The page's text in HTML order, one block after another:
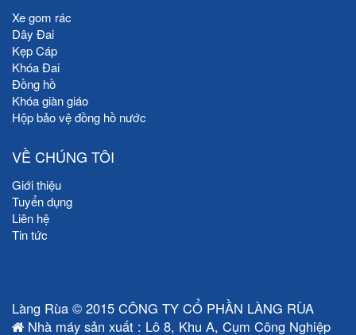
Xe gom rác
Dây Đai
Kẹp Cáp
Khóa Đai
Đồng hồ
Khóa giàn giáo
Hộp bảo vệ đồng hồ nước
VỀ CHÚNG TÔI
Giới thiệu
Tuyển dụng
Liên hệ
Tin tức
Làng Rùa © 2015 CÔNG TY CỔ PHẦN LÀNG RÙA
Nhà máy sản xuất : Lô 8, Khu A, Cụm Công Nghiệp